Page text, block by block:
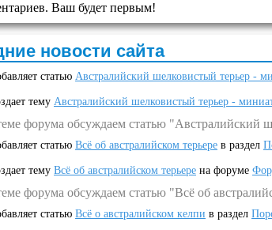
Ваш будет первым!
новости сайта
статью Австралийский шелковистый терьер -
тему Австралийский шелковистый терьер -
форума обсуждаем статью "Австралийский
статью Всё об австралийском терьере в раздел
тему Всё об австралийском терьере на форуме
форума обсуждаем статью "Всё об
статью Всё о австралийском келпи в раздел